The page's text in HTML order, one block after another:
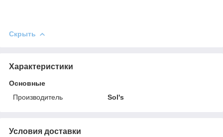
Скрыть
Характеристики
Основные
Производитель
Sol's
Условия доставки